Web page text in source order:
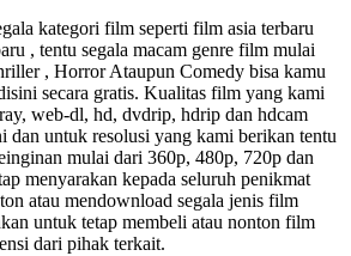
kategori film seperti film asia terbaru
, tentu segala macam genre film mulai
, Horror Ataupun Comedy bisa kamu
secara gratis. Kualitas film yang kami
web-dl, hd, dvdrip, hdrip dan hdcam
dan untuk resolusi yang kami berikan tentu
mulai dari 360p, 480p, 720p dan
menyarakan kepada seluruh penikmat
atau mendownload segala jenis film
untuk tetap membeli atau nonton film
dari pihak terkait.